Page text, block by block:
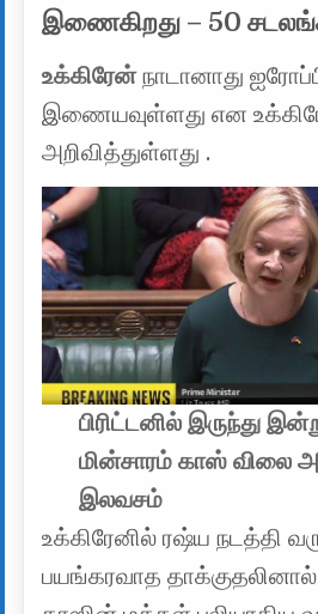
இணைகிறது – 50
உக்கிரேன்நாடானாது
இணையவுள்ளது என
அறிவித்துள்ளது .
பிரிட்டனில் இருந்து
மின்சாரம் காஸ் விலை
இலவசம்
உக்கிரேனில் ரஷ்ய நடத்தி
பயங்கரவாத